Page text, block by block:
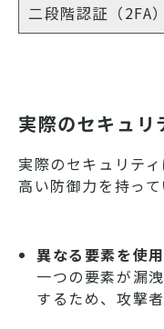
二段階認証（2FA）
実際のセキュリ
実際のセキュリテ
高い防御力を持っ
異なる要素を使
一つの要素が漏
するため、攻撃